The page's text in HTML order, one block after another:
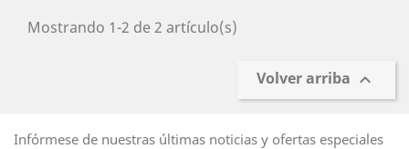
Mostrando 1-2 de 2 artículo(s)
Volver arriba 
Infórmese de nuestras últimas noticias y ofertas especiales